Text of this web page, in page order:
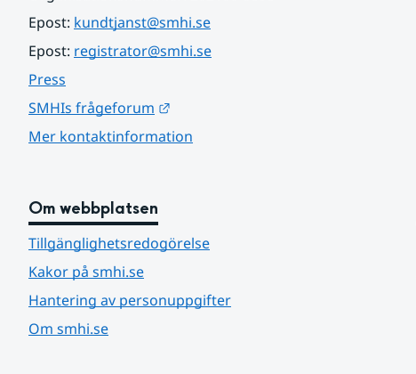
Epost: kundtjanst@smhi.se
Epost: registrator@smhi.se
Press
SMHIs frågeforum
Mer kontaktinformation
Om webbplatsen
Tillgänglighetsredogörelse
Kakor på smhi.se
Hantering av personuppgifter
Om smhi.se